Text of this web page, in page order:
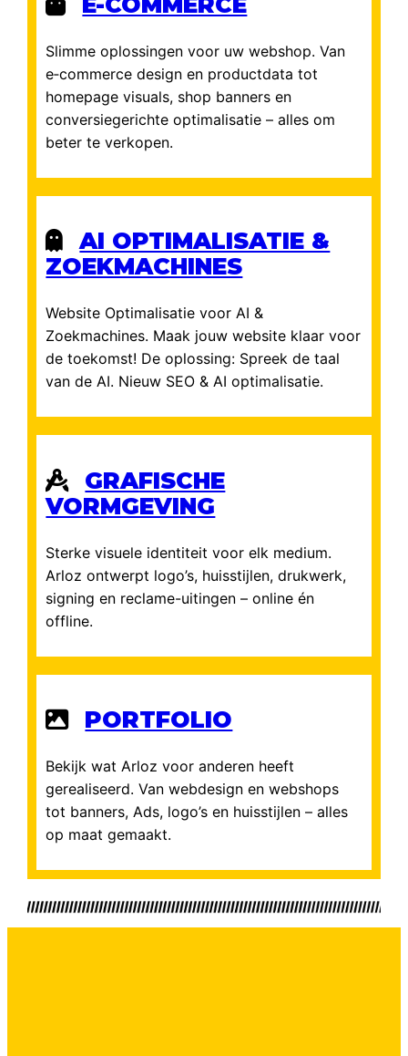
Slimme oplossingen voor uw webshop. Van
e‑commerce design en productdata tot
homepage visuals, shop banners en
conversiegerichte optimalisatie – alles om
beter te verkopen.
AI OPTIMALISATIE &
ZOEKMACHINES
Website Optimalisatie voor AI &
Zoekmachines. Maak jouw website klaar voor
de toekomst! De oplossing: Spreek de taal
van de AI. Nieuw SEO & AI optimalisatie.
GRAFISCHE
VORMGEVING
Sterke visuele identiteit voor elk medium.
Arloz ontwerpt logo’s, huisstijlen, drukwerk,
signing en reclame-uitingen – online én
offline.
PORTFOLIO
Bekijk wat Arloz voor anderen heeft
gerealiseerd. Van webdesign en webshops
tot banners, Ads, logo’s en huisstijlen – alles
op maat gemaakt.